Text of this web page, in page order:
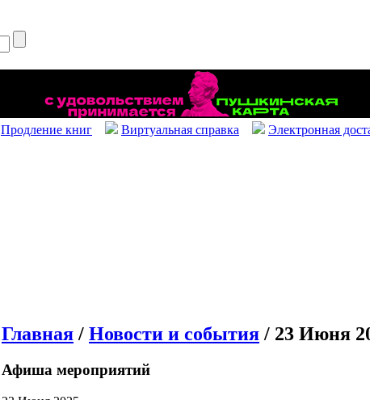
Продление книг Виртуальная справка
Электронная
Главная / Новости и события / 23 Июня
Афиша мероприятий